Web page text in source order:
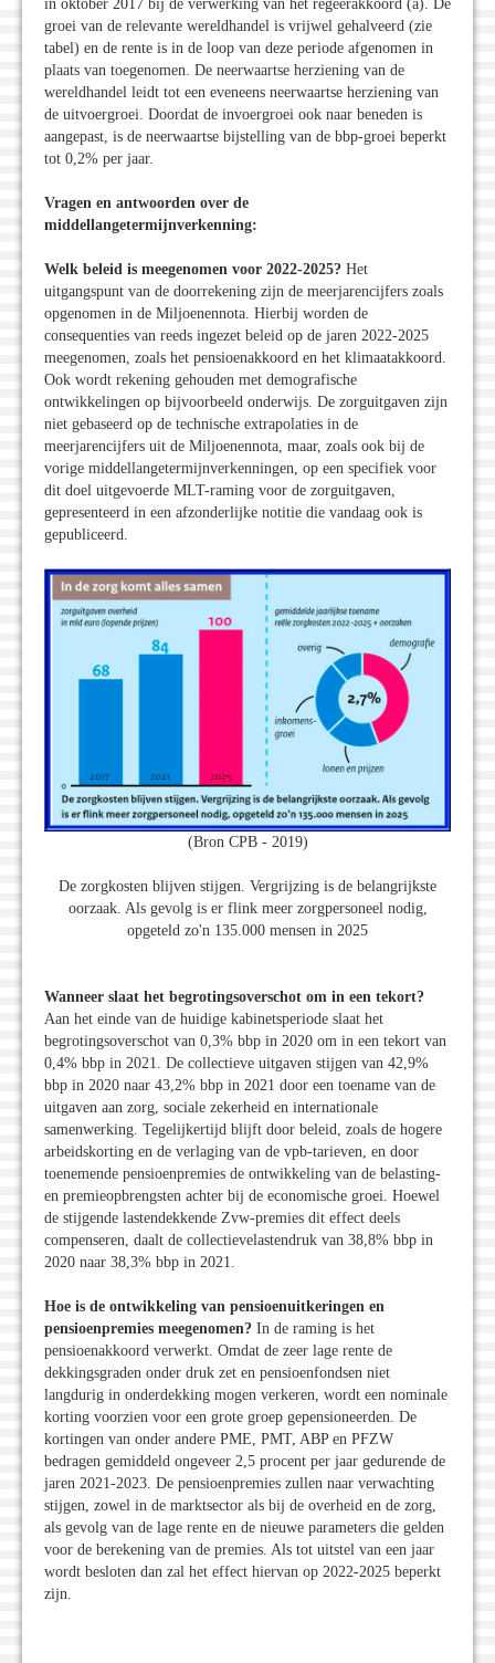
in oktober 2017 bij de verwerking van het regeerakkoord (a). De
groei van de relevante wereldhandel is vrijwel gehalveerd (zie
tabel) en de rente is in de loop van deze periode afgenomen in
plaats van toegenomen. De neerwaartse herziening van de
wereldhandel leidt tot een eveneens neerwaartse herziening van
de uitvoergroei. Doordat de invoergroei ook naar beneden is
aangepast, is de neerwaartse bijstelling van de bbp-groei beperkt
tot 0,2% per jaar.
Vragen en antwoorden over de
middellangetermijnverkenning:
Welk beleid is meegenomen voor 2022-2025? Het
uitgangspunt van de doorrekening zijn de meerjarencijfers zoals
opgenomen in de Miljoenennota. Hierbij worden de
consequenties van reeds ingezet beleid op de jaren 2022-2025
meegenomen, zoals het pensioenakkoord en het klimaatakkoord.
Ook wordt rekening gehouden met demografische
ontwikkelingen op bijvoorbeeld onderwijs. De zorguitgaven zijn
niet gebaseerd op de technische extrapolaties in de
meerjarencijfers uit de Miljoenennota, maar, zoals ook bij de
vorige middellangetermijnverkenningen, op een specifiek voor
dit doel uitgevoerde MLT-raming voor de zorguitgaven,
gepresenteerd in een afzonderlijke notitie die vandaag ook is
gepubliceerd.
(Bron CPB - 2019)
De zorgkosten blijven stijgen. Vergrijzing is de belangrijkste
oorzaak. Als gevolg is er flink meer zorgpersoneel nodig,
opgeteld zo'n 135.000 mensen in 2025
Wanneer slaat het begrotingsoverschot om in een tekort?
Aan het einde van de huidige kabinetsperiode slaat het
begrotingsoverschot van 0,3% bbp in 2020 om in een tekort van
0,4% bbp in 2021. De collectieve uitgaven stijgen van 42,9%
bbp in 2020 naar 43,2% bbp in 2021 door een toename van de
uitgaven aan zorg, sociale zekerheid en internationale
samenwerking. Tegelijkertijd blijft door beleid, zoals de hogere
arbeidskorting en de verlaging van de vpb-tarieven, en door
toenemende pensioenpremies de ontwikkeling van de belasting-
en premieopbrengsten achter bij de economische groei. Hoewel
de stijgende lastendekkende Zvw-premies dit effect deels
compenseren, daalt de collectievelastendruk van 38,8% bbp in
2020 naar 38,3% bbp in 2021.
Hoe is de ontwikkeling van pensioenuitkeringen en
pensioenpremies meegenomen? In de raming is het
pensioenakkoord verwerkt. Omdat de zeer lage rente de
dekkingsgraden onder druk zet en pensioenfondsen niet
langdurig in onderdekking mogen verkeren, wordt een nominale
korting voorzien voor een grote groep gepensioneerden. De
kortingen van onder andere PME, PMT, ABP en PFZW
bedragen gemiddeld ongeveer 2,5 procent per jaar gedurende de
jaren 2021-2023. De pensioenpremies zullen naar verwachting
stijgen, zowel in de marktsector als bij de overheid en de zorg,
als gevolg van de lage rente en de nieuwe parameters die gelden
voor de berekening van de premies. Als tot uitstel van een jaar
wordt besloten dan zal het effect hiervan op 2022-2025 beperkt
zijn.